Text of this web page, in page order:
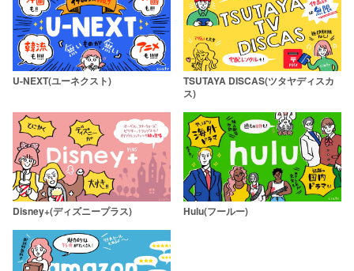
U-NEXT(ユーネクスト)
TSUTAYA DISCAS(ツタヤディスカ
ス)
Disney+(ディズニープラス) Hulu(フールー)